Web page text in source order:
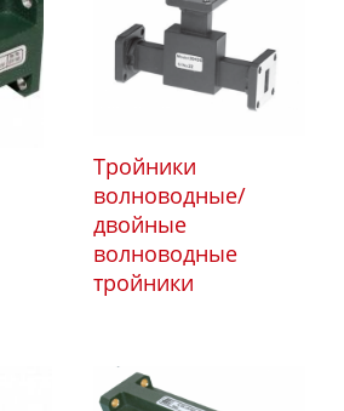
Тройники
волноводные/
двойные
волноводные
тройники